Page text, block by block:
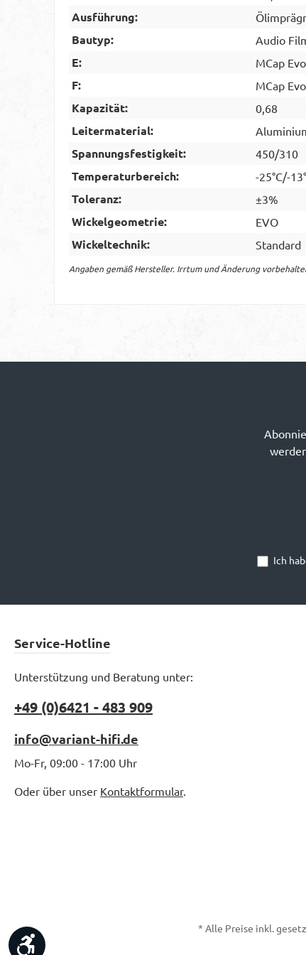
Ausführung:
Bautyp: Audio
E: MCap Evo
F: MCap
Kapazität: 0,68
Leitermaterial:
Spannungsfestigkeit: 450/310
Temperaturbereich: -25°C/-
Toleranz: ±3%
Wickelgeometrie: EVO
Wickeltechnik: Standard
Angaben gemäß Hersteller. Irrtum und Änderung
Ich
Service-Hotline
Unterstützung und Beratung unter:
+49 (0)6421 - 483 909
info@variant-hifi.de
Mo-Fr, 09:00 - 17:00 Uhr
Oder über unser Kontaktformular.
* Alle Preise inkl.
Werkzeugleiste anzeigen